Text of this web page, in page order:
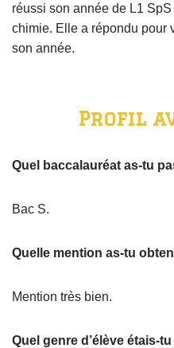
réussi son année de L1
chimie. Elle a répondu pour
son année.
Profil
Quel baccalauréat as-tu
Bac S.
Quelle mention as-tu
Mention très bien.
Quel genre d’élève étais-